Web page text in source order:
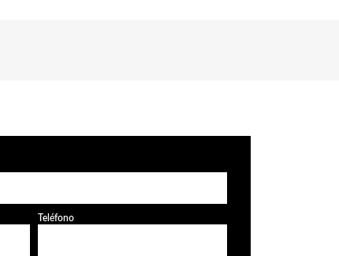
Teléfono